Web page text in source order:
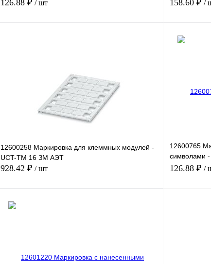
126.88 ₽ / шт
Под заказ
158.60 ₽ /
12600258 Маркировка для клеммных модулей -
UCT-TM 16 ЗМ АЭТ
928.42 ₽ / шт
12600765
символами
ZAHLEN 18
126.88 ₽ /